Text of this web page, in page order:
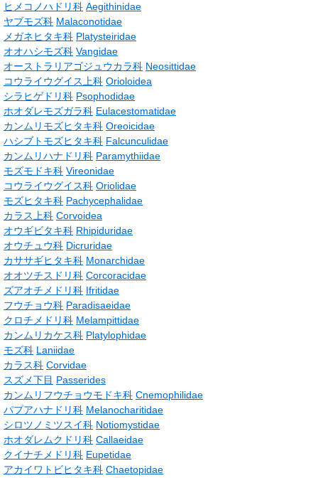
ヒメコノハドリ科 Aegithinidae
ヤブモズ科 Malaconotidae
メガネヒタキ科 Platysteiridae
オオハシモズ科 Vangidae
オーストラリアゴジュウカラ科 Neosittidae
コウライウグイス上科 Orioloidea
シラヒゲドリ科 Psophodidae
ホオダレモズガラ科 Eulacestomatidae
カンムリモズヒタキ科 Oreoicidae
ハシブトモズヒタキ科 Falcunculidae
カンムリハナドリ科 Paramythiidae
モズモドキ科 Vireonidae
コウライウグイス科 Oriolidae
モズヒタキ科 Pachycephalidae
カラス上科 Corvoidea
オウギビタキ科 Rhipiduridae
オウチュウ科 Dicruridae
カササギヒタキ科 Monarchidae
オオツチスドリ科 Corcoracidae
ズアオチメドリ科 Ifritidae
フウチョウ科 Paradisaeidae
クロチメドリ科 Melampittidae
カンムリカケス科 Platylophidae
モズ科 Laniidae
カラス科 Corvidae
スズメ下目 Passerides
カンムリフウチョウモドキ科 Cnemophilidae
パプアハナドリ科 Melanocharitidae
シロツノミツスイ科 Notiomystidae
ホオダレムクドリ科 Callaeidae
クイナチメドリ科 Eupetidae
アカイワトビヒタキ科 Chaetopidae